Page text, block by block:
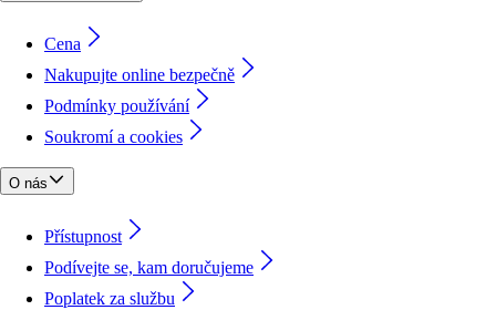
Cena
Nakupujte online bezpečně
Podmínky používání
Soukromí a cookies
O nás
Přístupnost
Podívejte se, kam doručujeme
Poplatek za službu